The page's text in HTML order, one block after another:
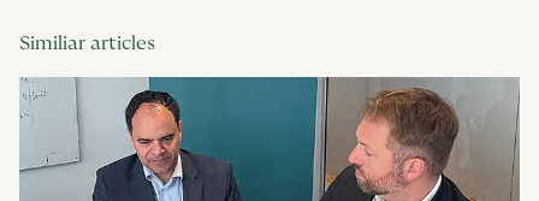
Similiar articles